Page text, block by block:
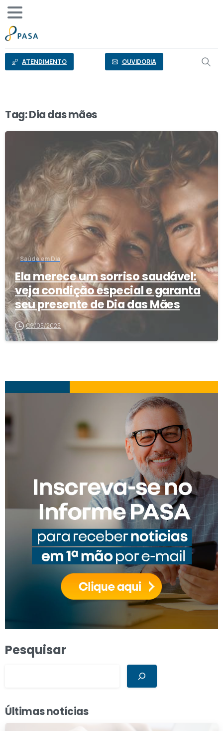
conteúdo
ATENDIMENTO OUVIDORIA
Tag:Dia das mães
Saúde em Dia
Ela merece um sorriso saudável:
veja condição especial e garanta
seu presente de Dia das Mães
09/05/2025
Pesquisar
Últimas notícias